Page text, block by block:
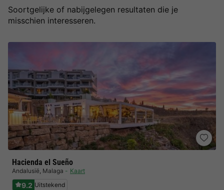
Soortgelijke of nabijgelegen resultaten die je
misschien interesseren.
Hacienda el Sueño
Andalusië, Malaga Kaart
9.2 Uitstekend